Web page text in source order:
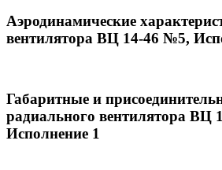
Аэродинамические
вентилятора ВЦ 14-46 №5,
Габаритные и
радиального вентилятора ВЦ
Исполнение 1